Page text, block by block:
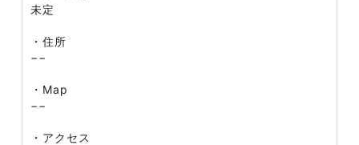
未定
・住所
−−
・Map
−−
・アクセス